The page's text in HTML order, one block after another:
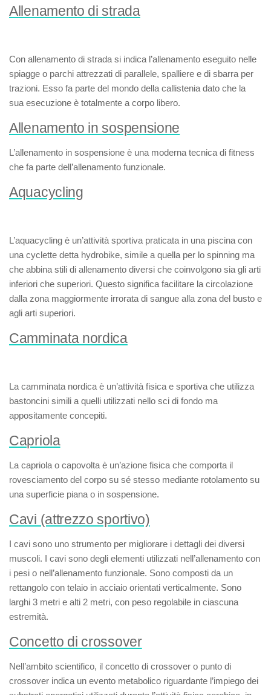
Allenamento di strada
Con allenamento di strada si indica l’allenamento eseguito nelle
spiagge o parchi attrezzati di parallele, spalliere e di sbarra per
trazioni. Esso fa parte del mondo della callistenia dato che la
sua esecuzione è totalmente a corpo libero.
Allenamento in sospensione
L’allenamento in sospensione è una moderna tecnica di fitness
che fa parte dell’allenamento funzionale.
Aquacycling
L’aquacycling è un’attività sportiva praticata in una piscina con
una cyclette detta hydrobike, simile a quella per lo spinning ma
che abbina stili di allenamento diversi che coinvolgono sia gli arti
inferiori che superiori. Questo significa facilitare la circolazione
dalla zona maggiormente irrorata di sangue alla zona del busto e
agli arti superiori.
Camminata nordica
La camminata nordica è un’attività fisica e sportiva che utilizza
bastoncini simili a quelli utilizzati nello sci di fondo ma
appositamente concepiti.
Capriola
La capriola o capovolta è un’azione fisica che comporta il
rovesciamento del corpo su sé stesso mediante rotolamento su
una superficie piana o in sospensione.
Cavi (attrezzo sportivo)
I cavi sono uno strumento per migliorare i dettagli dei diversi
muscoli. I cavi sono degli elementi utilizzati nell’allenamento con
i pesi o nell’allenamento funzionale. Sono composti da un
rettangolo con telaio in acciaio orientati verticalmente. Sono
larghi 3 metri e alti 2 metri, con peso regolabile in ciascuna
estremità.
Concetto di crossover
Nell’ambito scientifico, il concetto di crossover o punto di
crossover indica un evento metabolico riguardante l’impiego dei